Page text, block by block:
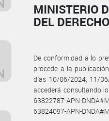
MINISTERIO
DEL
De conformidad a lo
procede a la
días 10/06/2024, 11/
accederá consultando
63822787-APN-
63824097-APN-